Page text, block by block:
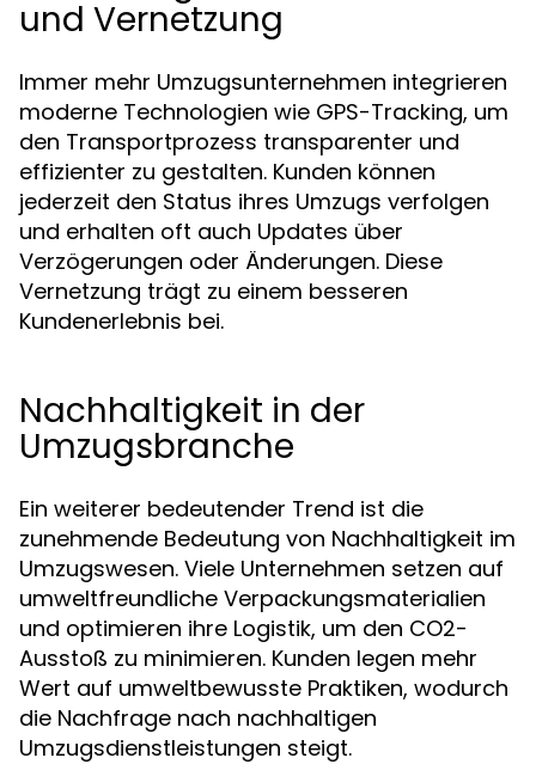
und Vernetzung
Immer mehr Umzugsunternehmen integrieren
moderne Technologien wie GPS-Tracking, um
den Transportprozess transparenter und
effizienter zu gestalten. Kunden können
jederzeit den Status ihres Umzugs verfolgen
und erhalten oft auch Updates über
Verzögerungen oder Änderungen. Diese
Vernetzung trägt zu einem besseren
Kundenerlebnis bei.
Nachhaltigkeit in der
Umzugsbranche
Ein weiterer bedeutender Trend ist die
zunehmende Bedeutung von Nachhaltigkeit im
Umzugswesen. Viele Unternehmen setzen auf
umweltfreundliche Verpackungsmaterialien
und optimieren ihre Logistik, um den CO2-
Ausstoß zu minimieren. Kunden legen mehr
Wert auf umweltbewusste Praktiken, wodurch
die Nachfrage nach nachhaltigen
Umzugsdienstleistungen steigt.